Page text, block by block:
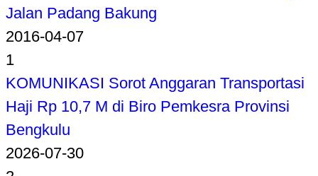
Jalan Padang Bakung
2016-04-07
1
KOMUNIKASI Sorot Anggaran Transportasi
Haji Rp 10,7 M di Biro Pemkesra Provinsi
Bengkulu
2026-07-30